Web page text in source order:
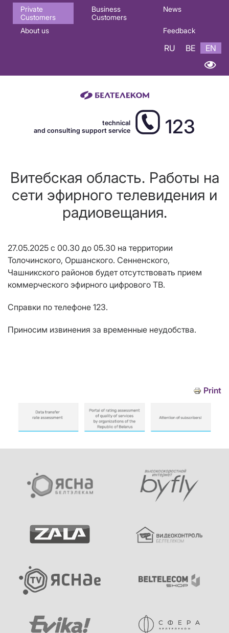
Основная
навигация
Private
Customers
Business
Customers
News
About us Feedback
RU BE EN
technical
and consulting support service
123
Витебская область. Работы на
сети эфирного телевидения и
радиовещания.
27.05.2025 с 00.30 до 05.30 на территории
Толочинского, Оршанского. Сенненского,
Чашникского районов будет отсутствовать прием
коммерческого эфирного цифрового ТВ.
Справки по телефоне 123.
Приносим извинения за временные неудобства.
Print